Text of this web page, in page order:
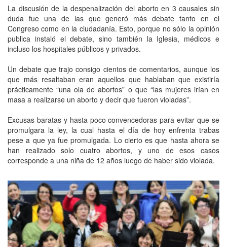
La discusión de la despenalización del aborto en 3 causales sin
duda fue una de las que generó más debate tanto en el
Congreso como en la ciudadanía. Esto, porque no sólo la opinión
publica instaló el debate, sino también la Iglesia, médicos e
incluso los hospitales públicos y privados.
Un debate que trajo consigo cientos de comentarios, aunque los
que más resaltaban eran aquellos que hablaban que existiría
prácticamente “una ola de abortos” o que “las mujeres irían en
masa a realizarse un aborto y decir que fueron violadas”.
Excusas baratas y hasta poco convencedoras para evitar que se
promulgara la ley, la cual hasta el día de hoy enfrenta trabas
pese a que ya fue promulgada. Lo cierto es que hasta ahora se
han realizado solo cuatro abortos, y uno de esos casos
corresponde a una niña de 12 años luego de haber sido violada.